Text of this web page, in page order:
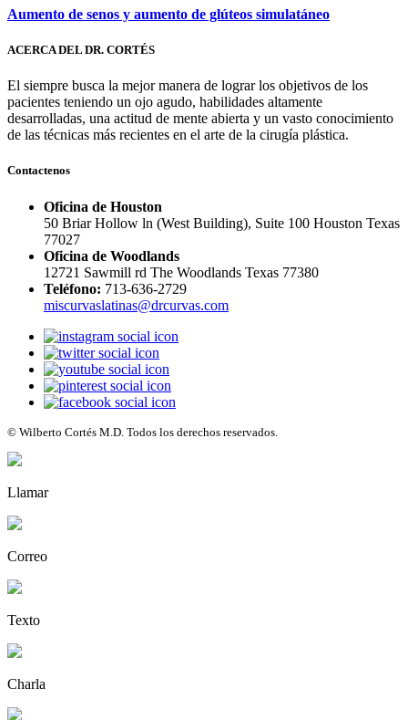
Aumento de senos y aumento de glúteos simulatáneo
ACERCA DEL DR. CORTÉS
El siempre busca la mejor manera de lograr los objetivos de los
pacientes teniendo un ojo agudo, habilidades altamente
desarrolladas, una actitud de mente abierta y un vasto conocimiento
de las técnicas más recientes en el arte de la cirugía plástica.
Contactenos
Oficina de Houston
50 Briar Hollow ln (West Building), Suite 100 Houston Texas
77027
Oficina de Woodlands
12721 Sawmill rd The Woodlands Texas 77380
Teléfono: 713-636-2729
miscurvaslatinas@drcurvas.com
© Wilberto Cortés M.D. Todos los derechos reservados.
Llamar
Correo
Texto
Charla